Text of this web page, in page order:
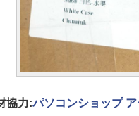
協力:パソコンショップ ア